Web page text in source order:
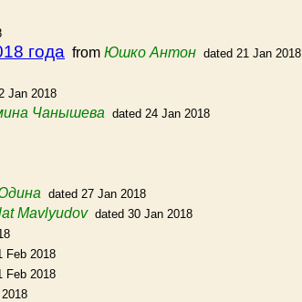
года from Юшко Антон dated 21 Jan 2018
Jan 2018
Чанышева dated 24 Jan 2018
dated 27 Jan 2018
Mavlyudov dated 30 Jan 2018
Feb 2018
Feb 2018